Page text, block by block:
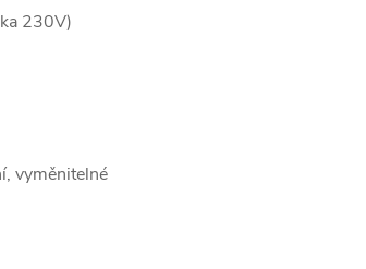
230V)
vyměnitelné